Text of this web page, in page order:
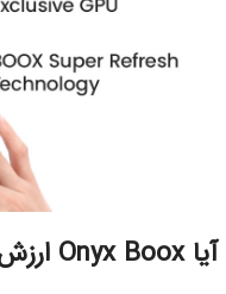
آیا Onyx Boox ارزش خرید دارد؟